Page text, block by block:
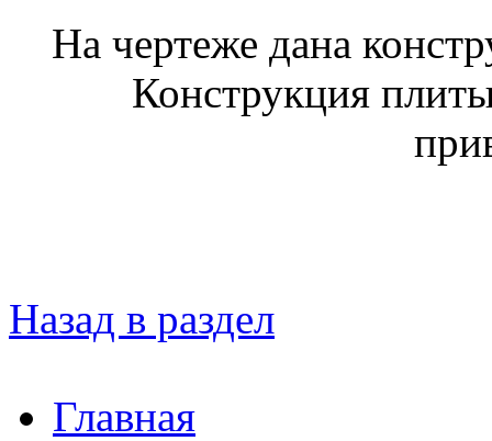
На чертеже дана
Конструкция
Назад в раздел
Главная